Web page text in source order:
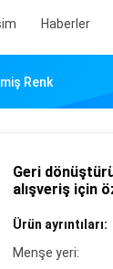
Haberler
Renk
Geri
alışveriş için
Ürün ayrıntıları:
Menşe yeri: